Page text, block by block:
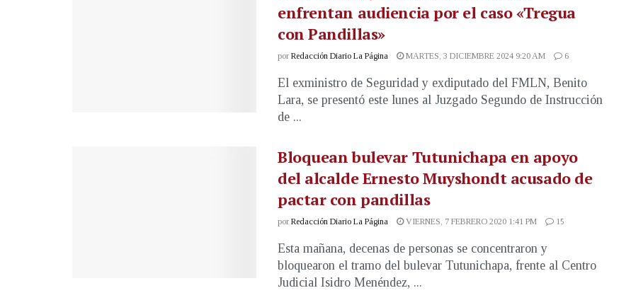
enfrentan audiencia por el caso «Tregua
con Pandillas»
por Redacción Diario La Página MARTES, 3 DICIEMBRE 2024 9:20 AM 6
El exministro de Seguridad y exdiputado del FMLN, Benito
Lara, se presentó este lunes al Juzgado Segundo de Instrucción
de ...
Bloquean bulevar Tutunichapa en apoyo
del alcalde Ernesto Muyshondt acusado de
pactar con pandillas
por Redacción Diario La Página VIERNES, 7 FEBRERO 2020 1:41 PM 15
Esta mañana, decenas de personas se concentraron y
bloquearon el tramo del bulevar Tutunichapa, frente al Centro
Judicial Isidro Menéndez, ...